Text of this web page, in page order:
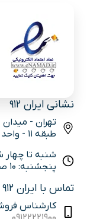
نشانی ایران 912
تهران -
طبقه 11 - واحد 10
شنبه تا چهار شنبه: 10
پنجشنبه: 10 صبح الی 14
تماس با ایران 912
کارشناس فروش: (9